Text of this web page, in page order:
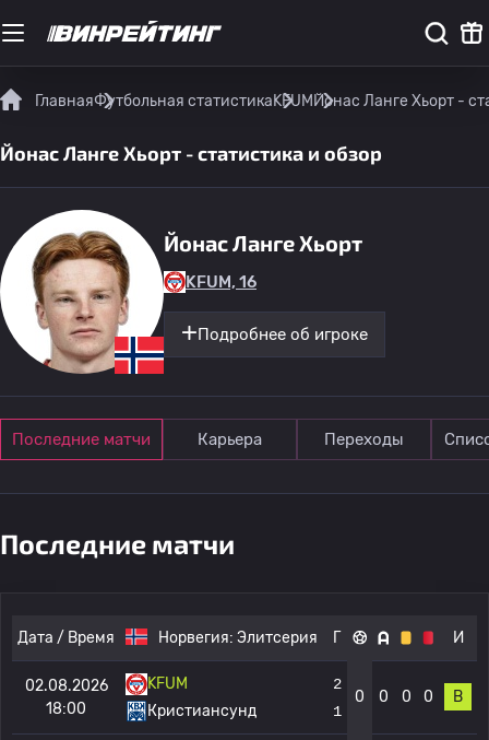
ГлавнаяФутбольная статистикаKFUM Йонас Ланге Хьорт -
Йонас Ланге Хьорт - статистика и обзор
Йонас Ланге Хьорт
KFUM, 16
Подробнее об игроке
Последние матчи Карьера Переходы
Последние матчи
Дата / Время Норвегия: Элитсерия Г И
02.08.2026
18:00
KFUM
Кристиансунд
2
1
0 0 0 0 В